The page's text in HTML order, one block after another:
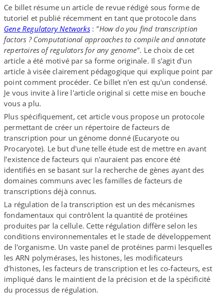
Ce billet résume un article de revue rédigé sous forme de
tutoriel et publié récemment en tant que protocole dans
Gene Regulatory Networks: "How do you find transcription
factors ? Computational approaches to compile and annotate
repertoires of regulators for any genome". Le choix de cet
article a été motivé par sa forme originale. Il s'agit d'un
article à visée clairement pédagogique qui explique point par
point comment procéder. Ce billet n'en est qu'un condensé.
Je vous invite à lire l'article original si cette mise en bouche
vous a plu.
Plus spécifiquement, cet article vous propose un protocole
permettant de créer un répertoire de facteurs de
transcription pour un génome donné (Eucaryote ou
Procaryote). Le but d'une telle étude est de mettre en avant
l’existence de facteurs qui n'auraient pas encore été
identifiés en se basant sur la recherche de gènes ayant des
domaines communs avec les familles de facteurs de
transcriptions déjà connus.
La régulation de la transcription est un des mécanismes
fondamentaux qui contrôlent la quantité de protéines
produites par la cellule. Cette régulation diffère selon les
conditions environnementales et le stade de développement
de l'organisme. Un vaste panel de protéines parmi lesquelles
les ARN polymérases, les histones, les modificateurs
d'histones, les facteurs de transcription et les co-​facteurs, est
impliqué dans le maintient de la précision et de la spécificité
du processus de régulation.